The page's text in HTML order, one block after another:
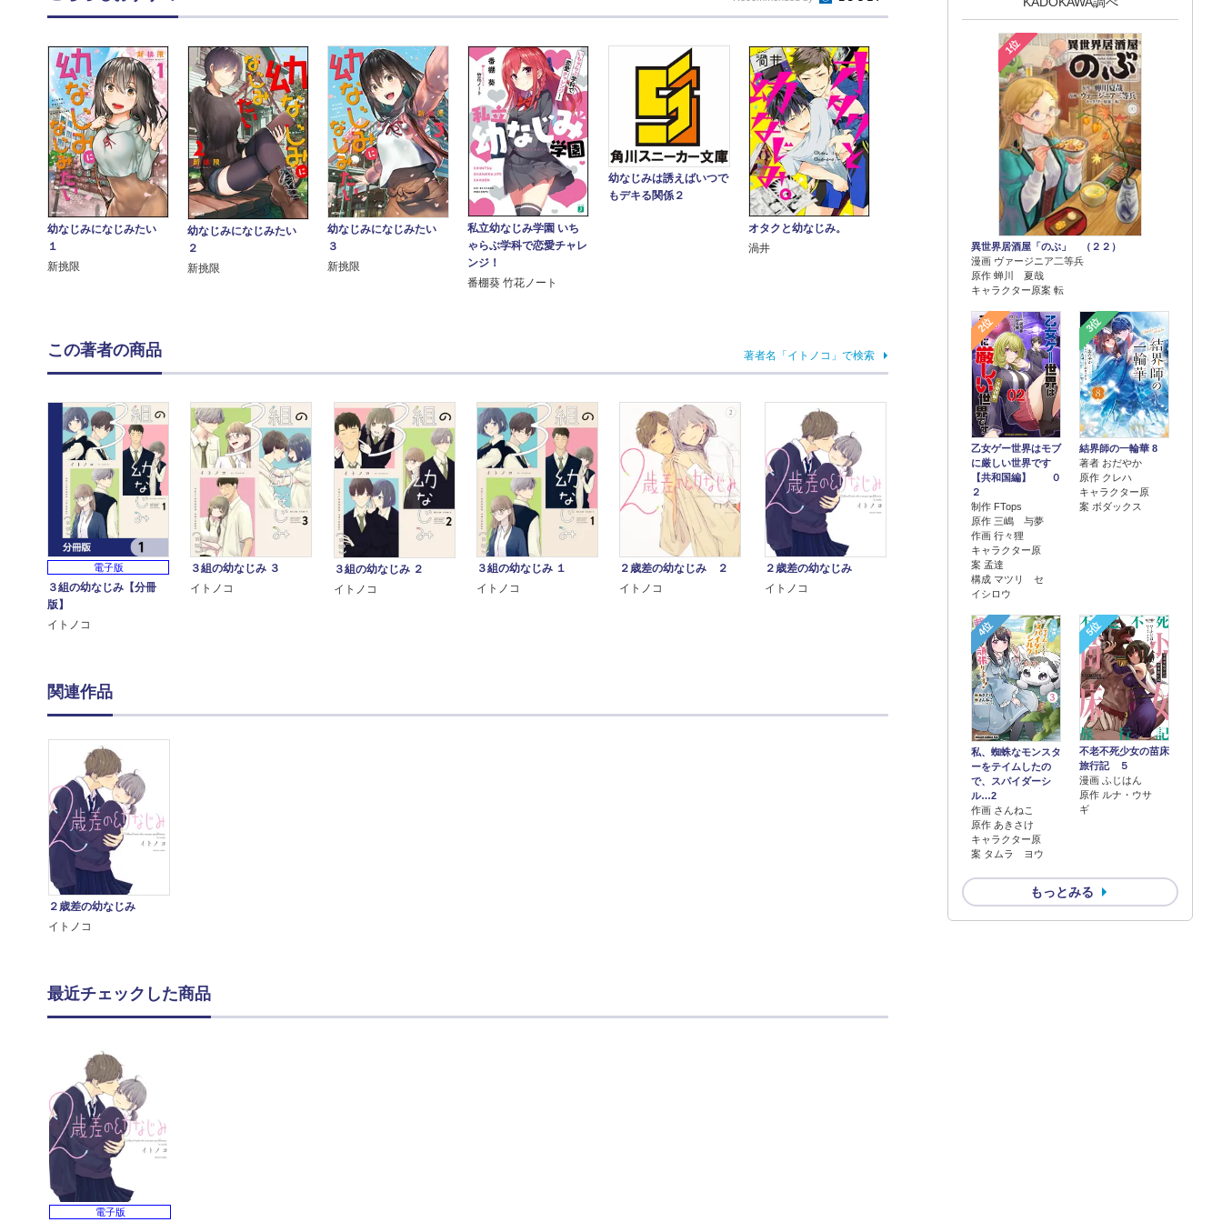
1位
異世界居酒屋「のぶ」 （２２）
漫画 ヴァージニア二等兵
原作 蝉川 夏哉
キャラクター原案 転
2位
乙女ゲー世界はモブ
に厳しい世界です
【共和国編】 ０
２
制作 FTops
原作 三嶋 与夢
作画 行々狸
キャラクター原
案 孟達
構成 マツリ セ
イシロウ
3位
結界師の一輪華 8
著者 おだやか
原作 クレハ
キャラクター原
案 ボダックス
4位
私、蜘蛛なモンスタ
ーをテイムしたの
で、スパイダーシ
ル…2
作画 さんねこ
原作 あきさけ
キャラクター原
案 タムラ ヨウ
5位
不老不死少女の苗床
旅行記 ５
漫画 ふじはん
原作 ルナ・ウサ
ギ
もっとみる
幼なじみになじみたい
１
新挑限
幼なじみになじみたい
２
新挑限
幼なじみになじみたい
３
新挑限
私立幼なじみ学園 いち
ゃらぶ学科で恋愛チャレ
ンジ！
番棚葵 竹花ノート
幼なじみは誘えばいつで
もデキる関係２
オタクと幼なじみ。
渦井
この著者の商品 著者名「イトノコ」で検索
電子版
３組の幼なじみ【分冊
版】
イトノコ
３組の幼なじみ ３
イトノコ
３組の幼なじみ ２
イトノコ
３組の幼なじみ １
イトノコ
２歳差の幼なじみ ２
イトノコ
２歳差の幼なじみ
イトノコ
関連作品
２歳差の幼なじみ
イトノコ
最近チェックした商品
電子版